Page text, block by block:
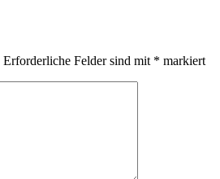
Erforderliche Felder sind mit * markiert